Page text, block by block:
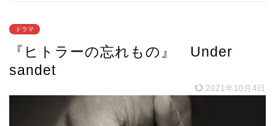
ドラマ
『ヒトラーの忘れもの』 Under
sandet
2021年10月4日